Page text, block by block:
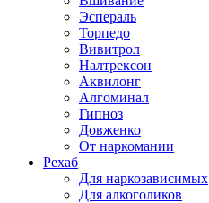
Эспераль
Торпедо
Вивитрол
Налтрексон
Аквилонг
Алгоминал
Гипноз
Довженко
От наркомании
Рехаб
Для наркозависимых
Для алкоголиков